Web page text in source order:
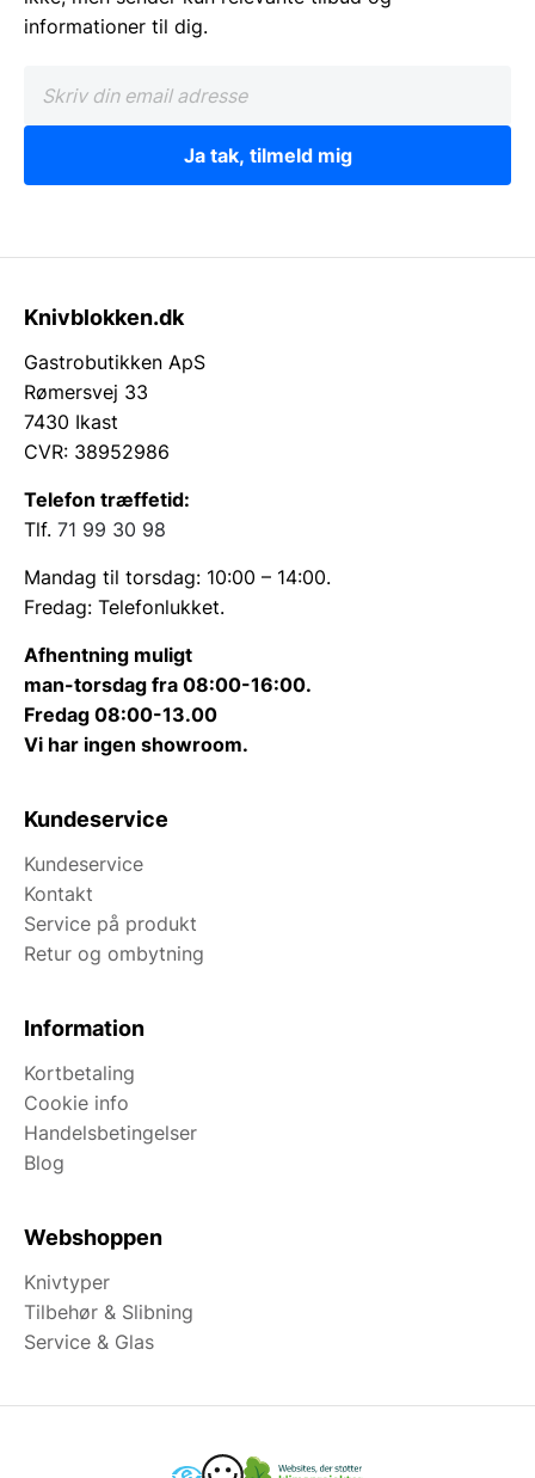
informationer til dig.
Ja tak, tilmeld mig
Knivblokken.dk
Gastrobutikken ApS
Rømersvej 33
7430 Ikast
CVR: 38952986
Telefon træffetid:
Tlf. 71 99 30 98
Mandag til torsdag: 10:00 – 14:00.
Fredag: Telefonlukket.
Afhentning muligt
man-torsdag fra 08:00-16:00.
Fredag 08:00-13.00
Vi har ingen showroom.
Kundeservice
Kundeservice
Kontakt
Service på produkt
Retur og ombytning
Information
Kortbetaling
Cookie info
Handelsbetingelser
Blog
Webshoppen
Knivtyper
Tilbehør & Slibning
Service & Glas